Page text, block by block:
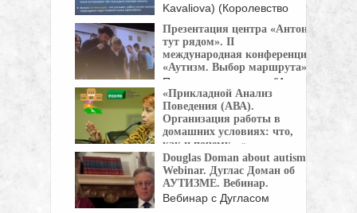
Kavaliova) (Королевство
Бахрейн) B.M.T., ...
Презентация центра «Антон
тут рядом». II
международная конференция
«Аутизм. Выбор маршрута».
Презентация центра "Антон
тут рядом", представленная
Любовь ...
«Прикладной Анализ
Поведения (АВА).
Организация работы в
домашних условиях: что,
как и почему…»
Московский Городской
Психолого-Педагогический Университет при
поддержке Фонда ...
Douglas Doman about autism.
Webinar. Дуглас Доман об
АУТИЗМЕ. Вебинар.
Вебинар с Дугласом